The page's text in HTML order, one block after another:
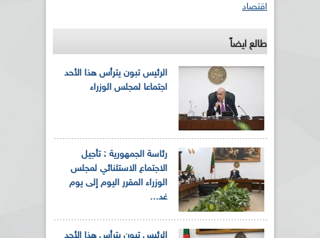
اقتصاد
طالع ايضاً
الرئيس تبون يترأس هذا الأحد
اجتماعا لمجلس الوزراء
رئاسة الجمهورية : تأجيل
الاجتماع الاستثنائي لمجلس
الوزراء المقرر اليوم إلى يوم
غد...
الرئيس تبون يترأس هذا الأحد